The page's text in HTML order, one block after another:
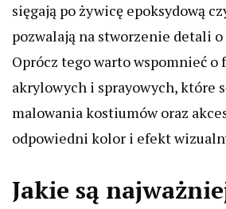
sięgają po żywicę epoksydową
pozwalają na stworzenie detali
Oprócz tego warto wspomnieć o
akrylowych i sprayowych, które
malowania kostiumów oraz
odpowiedni kolor i efekt
Jakie są